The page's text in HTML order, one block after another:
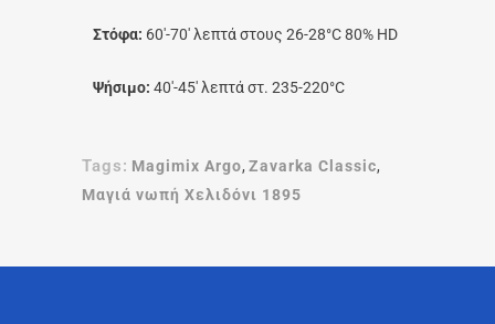
Στόφα: 60′-70′ λεπτά στους 26-28°C 80% HD
Ψήσιμο: 40′-45′ λεπτά στ. 235-220°C
Tags: Magimix Argo, Zavarka Classic,
Μαγιά νωπή Χελιδόνι 1895